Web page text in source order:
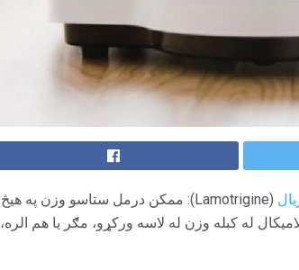
(Lamotrigine): ممکن درمل ستاسو وزن په هیڅ
له کبله وزن له لاسه ورکړو، مګر یا هم الره،